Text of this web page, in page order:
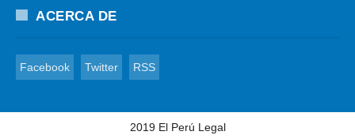
ACERCA DE
Facebook Twitter RSS
2019 El Perú Legal